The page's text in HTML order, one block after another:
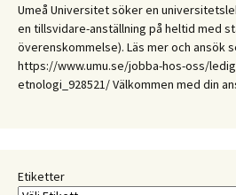
expertis
och
erfarenhet:
Etnologiska
och
kunskapspraktiker
Umeå Universitet söker en
en tillsvidare-anställning på heltid med
överenskommelse). Läs mer och ansök
https://www.umu.se/jobba-hos-oss/
etnologi_928521/ Välkommen med din
Etiketter